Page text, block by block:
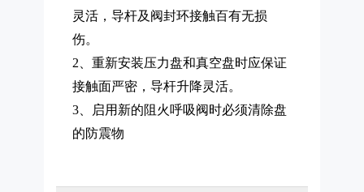
灵活，导杆及阀封环接触百有无损
伤。
2、重新安装压力盘和真空盘时应保证
接触面严密，导杆升降灵活。
3、启用新的阻火呼吸阀时必须清除盘
的防震物